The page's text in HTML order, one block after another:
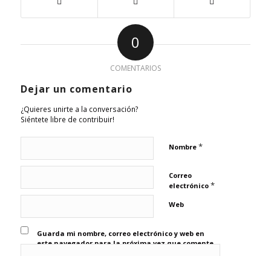
0
COMENTARIOS
Dejar un comentario
¿Quieres unirte a la conversación?
Siéntete libre de contribuir!
Nombre *
Correo
electrónico *
Web
Guarda mi nombre, correo electrónico y web en
este navegador para la próxima vez que comente.